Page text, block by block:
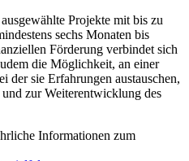
Projekte mit bis zu
sechs Monaten bis
Förderung verbindet sich
die Möglichkeit, an einer
der sie Erfahrungen austauschen,
zur Weiterentwicklung des
Informationen zum